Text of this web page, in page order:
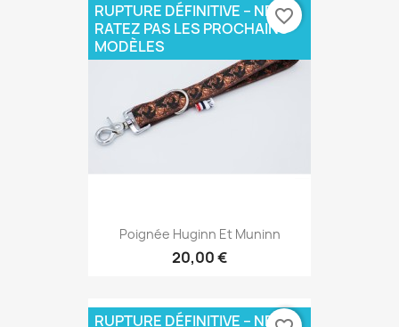
Poignée Huginn Et Muninn
20,00 €
RUPTURE DÉFINITIVE – NE
RATEZ PAS LES PROCHAINS
MODÈLES
favorite_border
RUPTURE DÉFINITIVE – NE